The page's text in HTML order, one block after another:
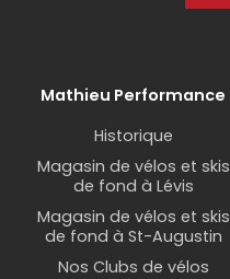
Mathieu Performance
Historique
Magasin de vélos et skis
de fond à Lévis
Magasin de vélos et skis
de fond à St-Augustin
Nos Clubs de vélos